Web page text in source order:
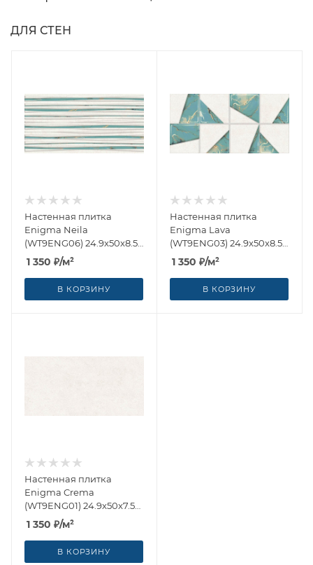
ДЛЯ СТЕН
Настенная плитка
Enigma Neila
(WT9ENG06) 24.9x50x8.5
от AltaCera (Россия)
1 350 ₽/м²
В КОРЗИНУ
Настенная плитка
Enigma Lava
(WT9ENG03) 24.9x50x8.5
от AltaCera (Россия)
1 350 ₽/м²
В КОРЗИНУ
Настенная плитка
Enigma Crema
(WT9ENG01) 24.9x50x7.5
от AltaCera (Россия)
1 350 ₽/м²
В КОРЗИНУ